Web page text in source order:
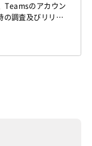
Teamsのアカウン
調査及びリリー